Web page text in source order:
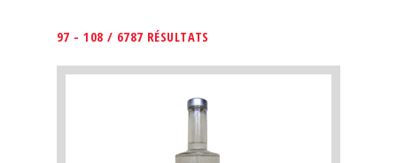
97 - 108 / 6787 RÉSULTATS